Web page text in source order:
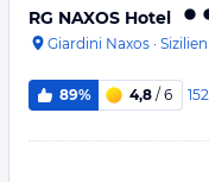
RG NAXOS Hotel
Giardini Naxos · Sizilien
89% 4,8 / 6 152